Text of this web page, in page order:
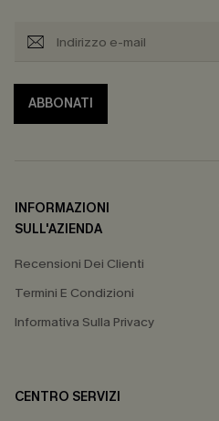
ABBONATI
INFORMAZIONI
SULL'AZIENDA
Recensioni Dei Clienti
Termini E Condizioni
Informativa Sulla Privacy
CENTRO SERVIZI